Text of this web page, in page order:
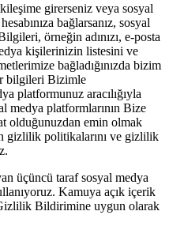
girerseniz veya sosyal
bağlarsanız, sosyal
örneğin adınızı, e-posta
kişilerinizin listesini ve
bağladığınızda bizim
bilgileri Bizimle
platformunuz aracılığıyla
medya platformlarının Bize
olduğunuzdan emin olmak
gizlilik politikalarını ve gizlilik
üçüncü taraf sosyal medya
Kamuya açık içerik
Bildirimine uygun olarak